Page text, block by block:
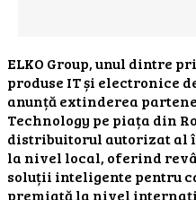
ELKO Group, unul dintre
produse IT și electronice
anunță extinderea
Technology pe piața din
distribuitorul autorizat al
la nivel local, oferind
soluții inteligente pentru
premiată la nivel